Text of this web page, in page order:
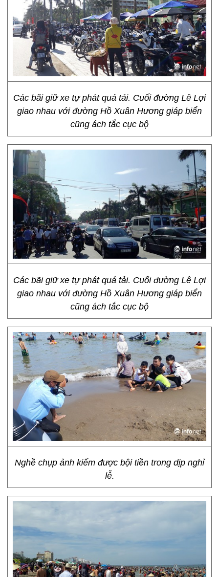
Các bãi giữ xe tự phát quá tải. Cuối đường Lê Lợi
giao nhau với đường Hồ Xuân Hương giáp biển
cũng ách tắc cục bộ
Các bãi giữ xe tự phát quá tải. Cuối đường Lê Lợi
giao nhau với đường Hồ Xuân Hương giáp biển
cũng ách tắc cục bộ
Nghề chụp ảnh kiếm được bội tiền trong dịp nghỉ
lễ.